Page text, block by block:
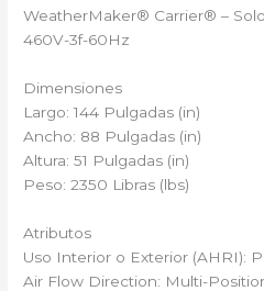
WeatherMaker® Carrier®️ –
460V-3f-60Hz
Dimensiones
Largo: 144 Pulgadas (in)
Ancho: 88 Pulgadas (in)
Altura: 51 Pulgadas (in)
Peso: 2350 Libras (lbs)
Atributos
Uso Interior o Exterior (AHRI):
Air Flow Direction: Multi-